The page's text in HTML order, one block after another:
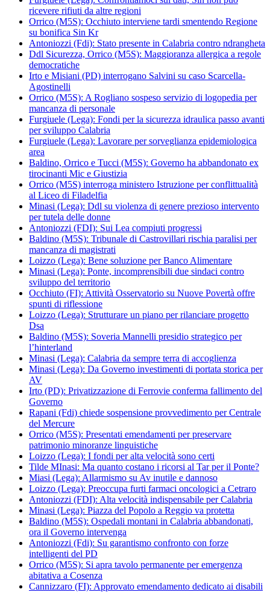
ricevere rifiuti da altre regioni
Orrico (M5S): Occhiuto interviene tardi smentendo Regione
su bonifica Sin Kr
Antoniozzi (Fdi): Stato presente in Calabria contro ndrangheta
Ddl Sicurezza, Orrico (M5S): Maggioranza allergica a regole
democratiche
Irto e Misiani (PD) interrogano Salvini su caso Scarcella-
Agostinelli
Orrico (M5S): A Rogliano sospeso servizio di logopedia per
mancanza di personale
Furgiuele (Lega): Fondi per la sicurezza idraulica passo avanti
per sviluppo Calabria
Furgiuele (Lega): Lavorare per sorveglianza epidemiologica
area
Baldino, Orrico e Tucci (M5S): Governo ha abbandonato ex
tirocinanti Mic e Giustizia
Orrico (M5S) interroga ministero Istruzione per conflittualità
al Liceo di Filadelfia
Minasi (Lega): Ddl su violenza di genere prezioso intervento
per tutela delle donne
Antoniozzi (FDI): Sui Lea compiuti progressi
Baldino (M5S): Tribunale di Castrovillari rischia paralisi per
mancanza di magistrati
Loizzo (Lega): Bene soluzione per Banco Alimentare
Minasi (Lega): Ponte, incomprensibili due sindaci contro
sviluppo del territorio
Occhiuto (FI): Attività Osservatorio su Nuove Povertà offre
spunti di riflessione
Loizzo (Lega): Strutturare un piano per rilanciare progetto
Dsa
Baldino (M5S): Soveria Mannelli presidio strategico per
l’hinterland
Minasi (Lega): Calabria da sempre terra di accoglienza
Minasi (Lega): Da Governo investimenti di portata storica per
AV
Irto (PD): Privatizzazione di Ferrovie conferma fallimento del
Governo
Rapani (Fdi) chiede sospensione provvedimento per Centrale
del Mercure
Orrico (M5S): Presentati emendamenti per preservare
patrimonio minoranze linguistiche
Loizzo (Lega): I fondi per alta velocità sono certi
Tilde MInasi: Ma quanto costano i ricorsi al Tar per il Ponte?
Miasi (Lega): Allarmismo su Av inutile e dannoso
Loizzo (Lega): Preoccupa furti farmaci oncologici a Cetraro
Antoniozzi (FDI): Alta velocità indispensabile per Calabria
Minasi (Lega): Piazza del Popolo a Reggio va protetta
Baldino (M5S): Ospedali montani in Calabria abbandonati,
ora il Governo intervenga
Antoniozzi (Fdi): Su garantismo confronto con forze
intelligenti del PD
Orrico (M5S): Si apra tavolo permanente per emergenza
abitativa a Cosenza
Cannizzaro (FI): Approvato emendamento dedicato ai disabili